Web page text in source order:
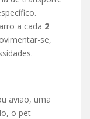
a cada 2
se,
avião, uma
o pet